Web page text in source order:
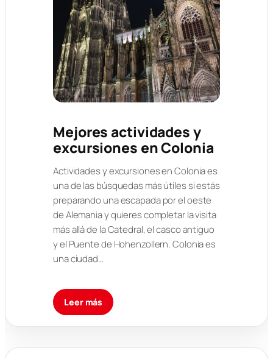
Mejores actividades y
excursiones en Colonia
Actividades y excursiones en Colonia es
una de las búsquedas más útiles si estás
preparando una escapada por el oeste
de Alemania y quieres completar la visita
más allá de la Catedral, el casco antiguo
y el Puente de Hohenzollern. Colonia es
una ciudad…
Leer más